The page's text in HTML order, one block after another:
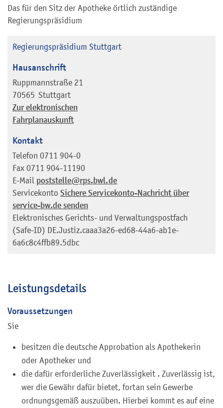
Das für den Sitz der Apotheke örtlich zuständige
Regierungspräsidium
Regierungspräsidium Stuttgart
Hausanschrift
Ruppmannstraße 21
70565 Stuttgart
Zur elektronischen
Fahrplanauskunft
Kontakt
Telefon 0711 904-0
Fax 0711 904-11190
E-Mail poststelle@rps.bwl.de
Servicekonto Sichere Servicekonto-Nachricht über
service-bw.de senden
Elektronisches Gerichts- und Verwaltungspostfach
(Safe-ID) DE.Justiz.caaa3a26-ed68-44a6-ab1e-
6a6c8c4ffb89.5dbc
Leistungsdetails
Voraussetzungen
Sie
besitzen die deutsche Approbation als Apothekerin
oder Apotheker und
die dafür erforderliche Zuverlässigkeit . Zuverlässig ist,
wer die Gewähr dafür bietet, fortan sein Gewerbe
ordnungsgemäß auszuüben. Hierbei kommt es auf eine